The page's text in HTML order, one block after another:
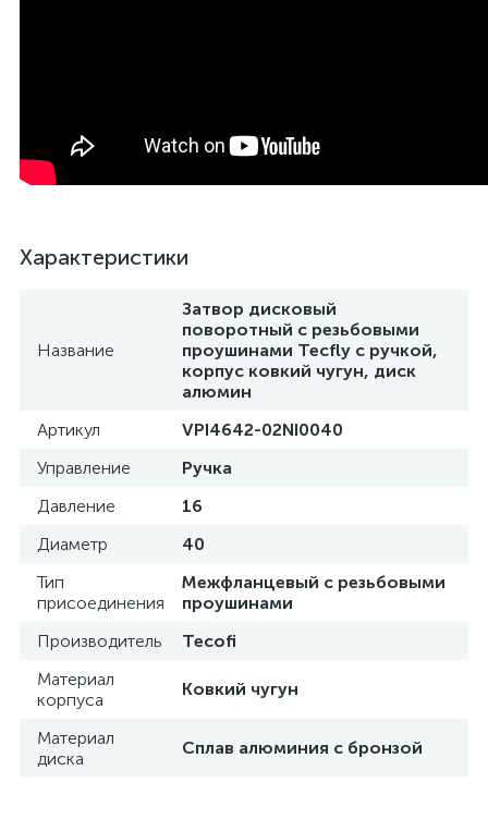
Характеристики
Название
Затвор дисковый
поворотный с резьбовыми
проушинами Tecfly с ручкой,
корпус ковкий чугун, диск
алюмин
Артикул
VPI4642-02NI0040
Управление
Ручка
Давление
16
Диаметр
40
Тип
присоединения
Межфланцевый с резьбовыми
проушинами
Производитель
Tecofi
Материал
корпуса
Ковкий чугун
Материал
диска
Сплав алюминия с бронзой